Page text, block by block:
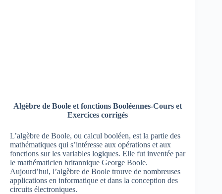
Algèbre de Boole et fonctions Booléennes-Cours et
Exercices corrigés
L’algèbre de Boole, ou calcul booléen, est la partie des
mathématiques qui s’intéresse aux opérations et aux
fonctions sur les variables logiques. Elle fut inventée par
le mathématicien britannique George Boole.
Aujourd’hui, l’algèbre de Boole trouve de nombreuses
applications en informatique et dans la conception des
circuits électroniques.